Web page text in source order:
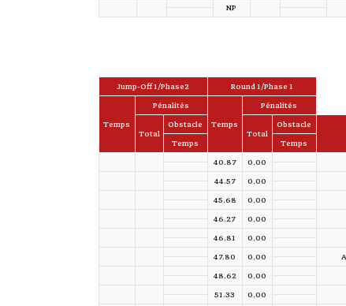
NP
Round 1/Phase 1
Jump-Off 1/Phase2
Pénalités
Temps
Pénalités
Temps
Obstacle
Total
Obstacle
Total
Temps
Temps
0.00
40.87
0.00
44.57
0.00
45.68
0.00
46.27
0.00
46.81
0.00
47.80
0.00
48.62
0.00
51.33